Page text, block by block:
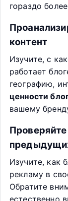
гораздо
контент
Изучите, с
работает
географию,
ценности
вашему
Изучите, как
рекламу в
Обратите
естественно